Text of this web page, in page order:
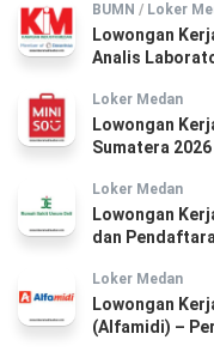
BUMN / Loker
Lowongan
Analis
Loker Medan
Lowongan
Sumatera 2026
Loker Medan
Lowongan
dan
Loker Medan
Lowongan
(Alfamidi) –